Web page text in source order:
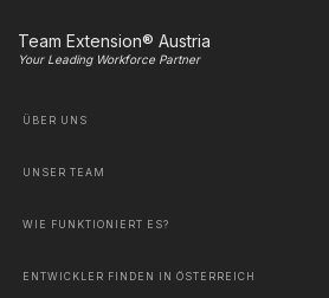
Team Extension® Austria
Your Leading Workforce Partner
ÜBER UNS
UNSER TEAM
WIE FUNKTIONIERT ES?
ENTWICKLER FINDEN IN ÖSTERREICH